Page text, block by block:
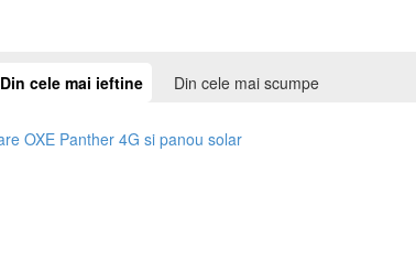
Din cele mai ieftine Din cele mai scumpe